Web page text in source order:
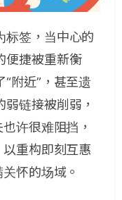
标签，当中心的
便捷被重新衡
附近”，甚至遗
链接被削弱，
许很难阻挡，
重构即刻互惠
怀的场域。